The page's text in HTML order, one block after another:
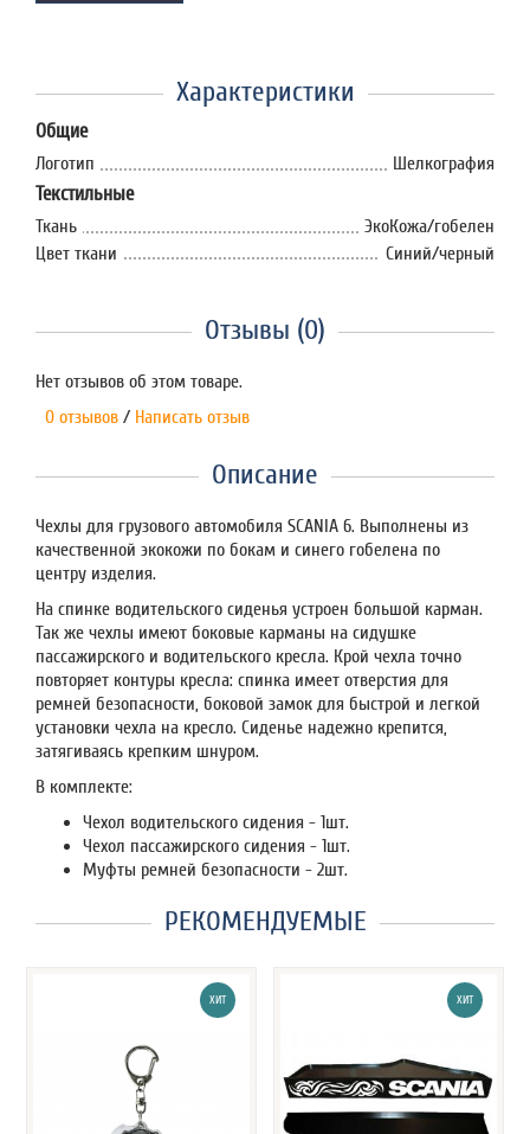
Характеристики
Общие
Логотип Шелкография
Текстильные
Ткань
ЭкоКожа/гобелен
Цвет ткани
Синий/черный
Отзывы (0)
Нет отзывов об этом товаре.
0 отзывов / Написать отзыв
Описание
Чехлы для грузового автомобиля SCANIA 6. Выполнены из
качественной экокожи по бокам и синего гобелена по
центру изделия.
На спинке водительского сиденья устроен большой карман.
Так же чехлы имеют боковые карманы на сидушке
пассажирского и водительского кресла. Крой чехла точно
повторяет контуры кресла: спинка имеет отверстия для
ремней безопасности, боковой замок для быстрой и легкой
установки чехла на кресло. Сиденье надежно крепится,
затягиваясь крепким шнуром.
В комплекте:
Чехол водительского сидения - 1шт.
Чехол пассажирского сидения - 1шт.
Муфты ремней безопасности - 2шт.
РЕКОМЕНДУЕМЫЕ
ХИТ ХИТ